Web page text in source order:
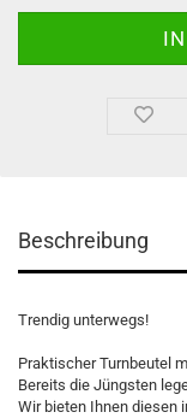
Beschreibung
Trendig unterwegs!
Praktischer Turnbeutel
Bereits die Jüngsten
Wir bieten Ihnen diesen